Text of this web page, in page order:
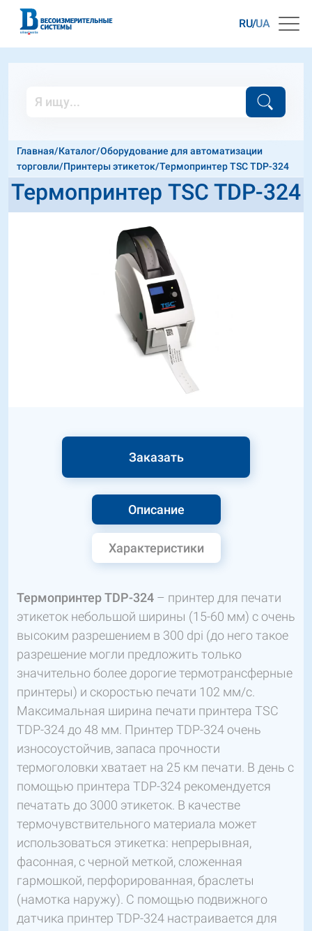
RU UA
Главная/Каталог/Оборудование для автоматизации
торговли/Принтеры этикеток/Термопринтер TSC TDP-324
Термопринтер TSC TDP-324
Описание
Характеристики
Заказать
Термопринтер TDP-324 – принтер для печати
этикеток небольшой ширины (15-60 мм) с очень
высоким разрешением в 300 dpi (до него такое
разрешение могли предложить только
значительно более дорогие термотрансферные
принтеры) и скоростью печати 102 мм/с.
Максимальная ширина печати принтера TSC
TDP-324 до 48 мм. Принтер TDP-324 очень
износоустойчив, запаса прочности
термоголовки хватает на 25 км печати. В день с
помощью принтера TDP-324 рекомендуется
печатать до 3000 этикеток. В качестве
термочувствительного материала может
использоваться этикетка: непрерывная,
фасонная, с черной меткой, сложенная
гармошкой, перфорированная, браслеты
(намотка наружу). С помощью подвижного
датчика принтер TDP-324 настраивается для